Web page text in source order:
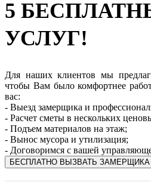
5
УСЛУГ!
Для наших клиентов мы
чтобы Вам было комфортнее
вас:
- Выезд замерщика и
- Расчет сметы в нескольких
- Подъем материалов на этаж;
- Вынос мусора и утилизация;
- Договоримся с вашей
БЕСПЛАТНО ВЫЗВАТЬ ЗАМЕРЩИКА